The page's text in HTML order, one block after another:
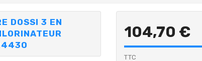
DOSSI 3 EN
104,70 €
TTC